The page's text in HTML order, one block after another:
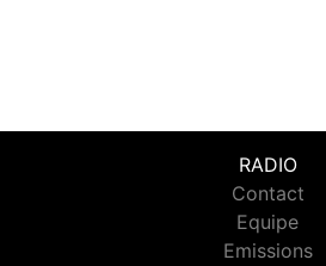
RADIO
Contact
Equipe
Emissions